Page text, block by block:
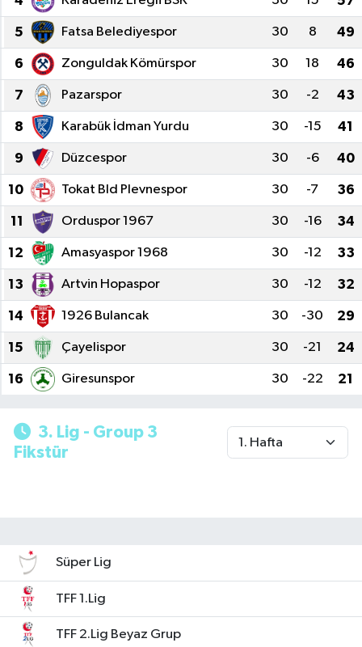
5 Fatsa Belediyespor 30 8 49
6 Zonguldak Kömürspor 30 18 46
7 Pazarspor 30 -2 43
8 Karabük İdman Yurdu 30 -15 41
9 Düzcespor 30 -6 40
10 Tokat Bld Plevnespor 30 -7 36
11 Orduspor 1967 30 -16 34
12 Amasyaspor 1968 30 -12 33
13 Artvin Hopaspor 30 -12 32
14 1926 Bulancak 30 -30 29
15 Çayelispor 30 -21 24
16 Giresunspor 30 -22 21
3. Lig - Group 3
Fikstür
Süper Lig
TFF 1.Lig
TFF 2.Lig Beyaz Grup
Son Dakika Haberleri
Haber Arşivi